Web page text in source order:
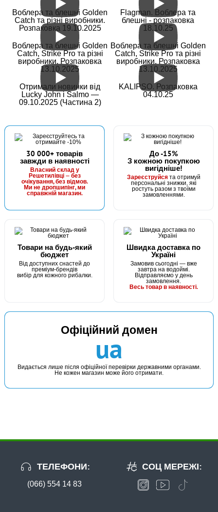
Воблера та блешні Golden
Catch та різні виробники.
Розпаковка 19.10.2025
Flagman. Воблера та
блешні - розпаковка
18.10.25
Воблера та блешні Golden
Catch, Strike Pro та різні
виробники. Розпаковка
13.10.2025
Воблера та блешні Golden
Catch, Strike Pro та різні
виробники. Розпаковка
13.10.2025
Отримали новинки від
Lucky John і Salmo —
09.10.2025 (Частина 2)
KALIPSO. Розпаковка
04.10.25
30 000+ товарів
завжди в наявності
Власний склад у
Решетилівці — без
очікування, без відмов.
Ми не дропшипінг, ми
справжній магазин.
До -15%
З кожною покупкою
вигідніше!
Зареєструйсята отримуй
персональні знижки, які
ростуть разом з твоїми
замовленнями.
Товари на будь-який
бюджет
Від доступних снастей до
преміум-брендів
вибір для кожного рибалки.
Швидка доставка по
Україні
Замовив сьогодні — вже
завтра на водоймі.
Відправляємо у день
замовлення.
Весь товар в наявності.
Офіційний домен
ua
Видається лише після офіційної перевірки державними органами.
Не кожен магазин може його отримати.
ТЕЛЕФОНИ:
(066) 554 14 83
СОЦ МЕРЕЖІ: